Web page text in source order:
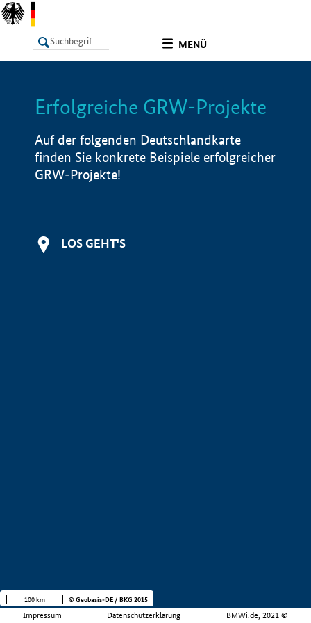
MENÜ
LISTE Info
Erfolgreiche GRW-Projekte
Auf der folgenden Deutschlandkarte
finden Sie konkrete Beispiele erfolgreicher
GRW-Projekte!
LOS GEHT'S
Impressum Datenschutzerklärung BMWi.de, 2021 ©
100 km © Geobasis-DE / BKG 2015